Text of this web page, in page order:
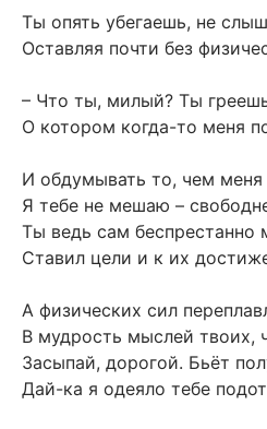
Ты опять убегаешь, не
Оставляя почти без
– Что ты, милый? Ты
О котором когда-то меня
И обдумывать то, чем меня
Я тебе не мешаю –
Ты ведь сам беспрестанно
Ставил цели и к их
А физических сил
В мудрость мыслей твоих,
Засыпай, дорогой. Бьёт
Дай-ка я одеяло тебе